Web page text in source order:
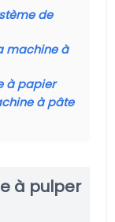
de
machine à
à papier
à pâte
à pulper